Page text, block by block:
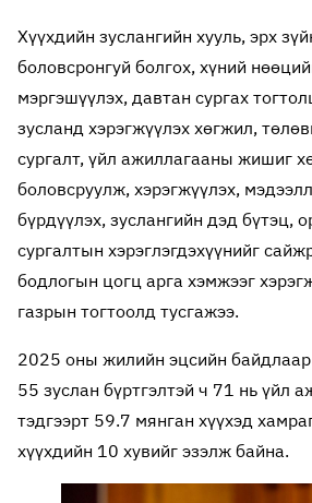
Хүүхдийн зуслангийн хууль, эрх
боловсронгуй болгох, хүний
мэргэшүүлэх, давтан сургах
зусланд хэрэгжүүлэх хөгжил,
сургалт, үйл ажиллагааны жишиг
боловсруулж, хэрэгжүүлэх,
бүрдүүлэх, зуслангийн дэд бүтэц,
сургалтын хэрэглэгдэхүүнийг
бодлогын цогц арга хэмжээг
газрын тогтоолд тусгажээ.
2025 оны жилийн эцсийн
55 зуслан бүртгэлтэй ч 71 нь үйл
тэдгээрт 59.7 мянган хүүхэд
хүүхдийн 10 хувийг эзэлж байна.